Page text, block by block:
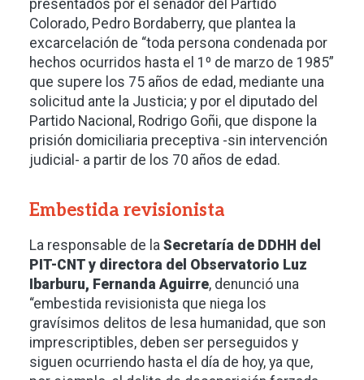
presentados por el senador del Partido
Colorado, Pedro Bordaberry, que plantea la
excarcelación de “toda persona condenada por
hechos ocurridos hasta el 1º de marzo de 1985”
que supere los 75 años de edad, mediante una
solicitud ante la Justicia; y por el diputado del
Partido Nacional, Rodrigo Goñi, que dispone la
prisión domiciliaria preceptiva -sin intervención
judicial- a partir de los 70 años de edad.
Embestida revisionista
La responsable de la Secretaría de DDHH del
PIT-CNT y directora del Observatorio Luz
Ibarburu, Fernanda Aguirre, denunció una
“embestida revisionista que niega los
gravísimos delitos de lesa humanidad, que son
imprescriptibles, deben ser perseguidos y
siguen ocurriendo hasta el día de hoy, ya que,